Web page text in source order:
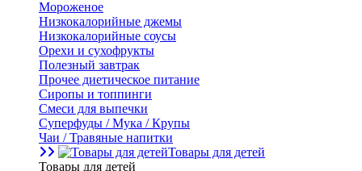
Мороженое
Низкокалорийные джемы
Низкокалорийные соусы
Орехи и сухофрукты
Полезный завтрак
Прочее диетическое питание
Сиропы и топпинги
Смеси для выпечки
Суперфуды / Мука / Крупы
Чаи / Травяные напитки
Товары для детей
Товары для детей